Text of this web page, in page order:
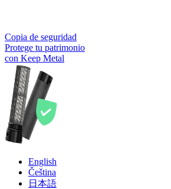
Copia de seguridad
Protege tu patrimonio
con Keep Metal
English
Čeština
日本語